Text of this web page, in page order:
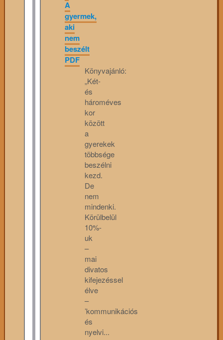
A
gyermek,
aki
nem
beszélt
PDF
Könyvajánló:
„Két-
és
hároméves
kor
között
a
gyerekek
többsége
beszélni
kezd.
De
nem
mindenki.
Körülbelül
10%-
uk
–
mai
divatos
kifejezéssel
élve
–
’kommunikációs
és
nyelvi...